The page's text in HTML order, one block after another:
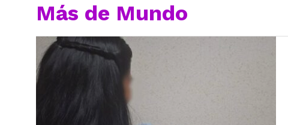
Más de Mundo